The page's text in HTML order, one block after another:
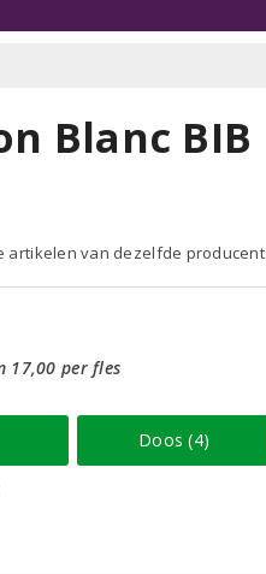
Blanc BIB
artikelen van dezelfde producent
17,00 per fles
Doos (4)